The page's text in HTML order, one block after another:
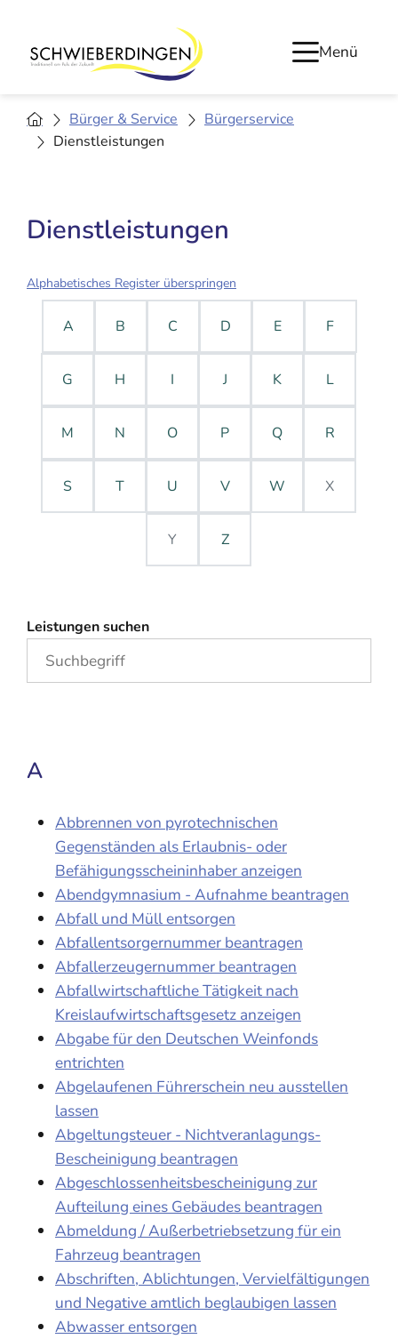
Menü
Bürger & Service
Bürgerservice
Dienstleistungen
Dienstleistungen
Alphabetisches Register überspringen
A B C D E F
G H I J K L
M N O P Q R
S T U V W X
Y Z
Leistungen suchen
A
Abbrennen von pyrotechnischen
Gegenständen als Erlaubnis- oder
Befähigungsscheininhaber anzeigen
Abendgymnasium - Aufnahme beantragen
Abfall und Müll entsorgen
Abfallentsorgernummer beantragen
Abfallerzeugernummer beantragen
Abfallwirtschaftliche Tätigkeit nach
Kreislaufwirtschaftsgesetz anzeigen
Abgabe für den Deutschen Weinfonds
entrichten
Abgelaufenen Führerschein neu ausstellen
lassen
Abgeltungsteuer - Nichtveranlagungs-
Bescheinigung beantragen
Abgeschlossenheitsbescheinigung zur
Aufteilung eines Gebäudes beantragen
Abmeldung / Außerbetriebsetzung für ein
Fahrzeug beantragen
Abschriften, Ablichtungen, Vervielfältigungen
und Negative amtlich beglaubigen lassen
Abwasser entsorgen